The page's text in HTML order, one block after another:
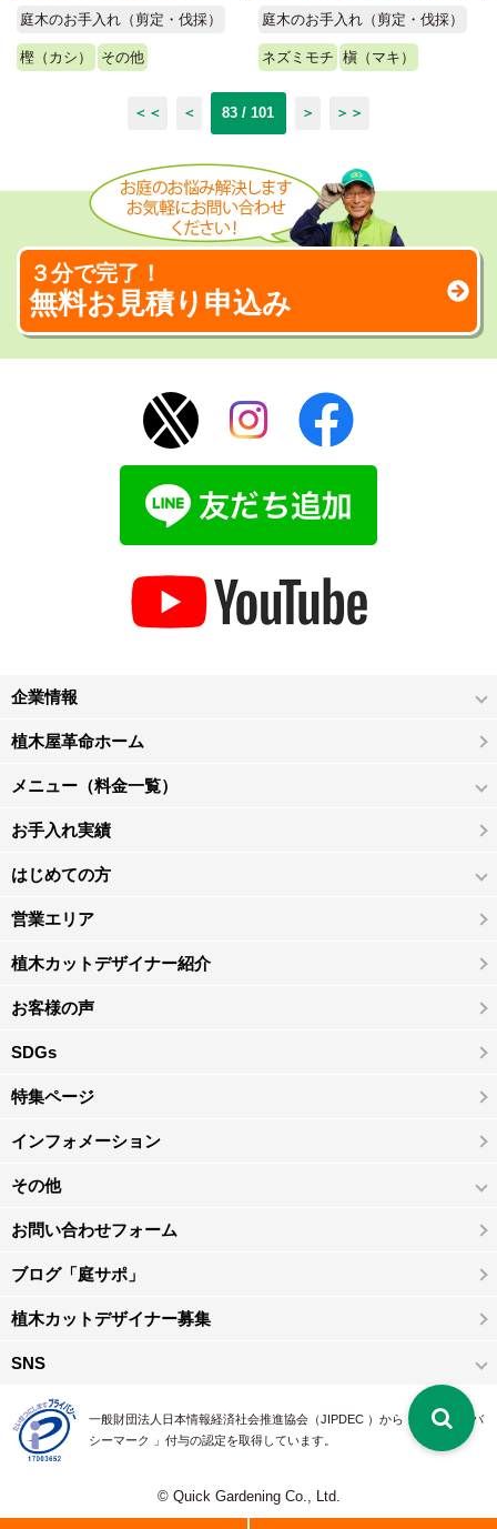
庭木のお手入れ（剪定・伐採）
樫（カシ） その他
庭木のお手入れ（剪定・伐採）
ネズミモチ 槇（マキ）
＜＜ ＜ 83 / 101 ＞ ＞＞
３分で完了！
無料お見積り申込み
企業情報
植木屋革命ホーム
メニュー（料金一覧）
お手入れ実績
はじめての方
営業エリア
植木カットデザイナー紹介
お客様の声
SDGs
特集ページ
インフォメーション
その他
お問い合わせフォーム
ブログ「庭サポ」
植木カットデザイナー募集
SNS
一般財団法人日本情報経済社会推進協会（JIPDEC ）から 、「 プライバ
シーマーク 」付与の認定を取得しています。
© Quick Gardening Co., Ltd.